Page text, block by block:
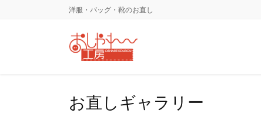
洋服・バッグ・靴のお直し
お直しギャラリー